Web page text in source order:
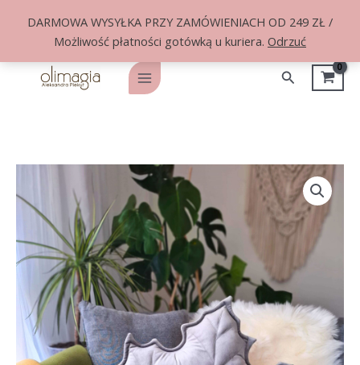
DARMOWA WYSYŁKA PRZY ZAMÓWIENIACH OD 249 ZŁ /
Możliwość płatności gotówką u kuriera. Odrzuć
Main
Szukaj